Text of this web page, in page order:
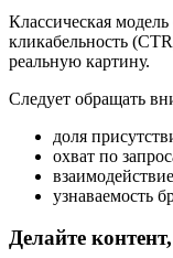
Классическая модель
кликабельность
реальную картину.
Следует обращать
доля
охват по
узнаваемость
Делайте